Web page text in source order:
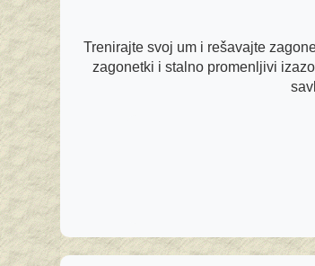
Trenirajte svoj um i rešavajte
zagonetki i stalno promenljivi